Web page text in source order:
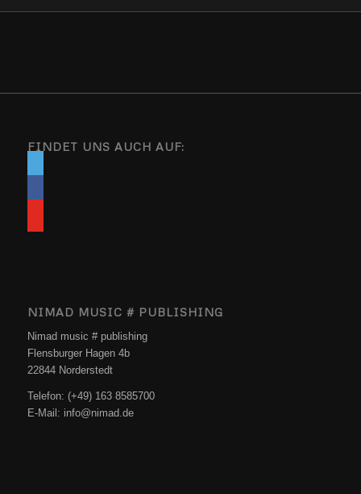
FINDET UNS AUCH AUF:
NIMAD MUSIC # PUBLISHING
Nimad music # publishing
Flensburger Hagen 4b
22844 Norderstedt
Telefon: (+49) 163 8585700
E-Mail: info@nimad.de